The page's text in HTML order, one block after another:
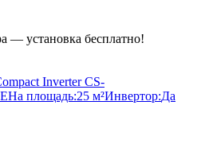
— установка бесплатно!
Inverter CS-
На площадь:25 м²Инвертор:Да